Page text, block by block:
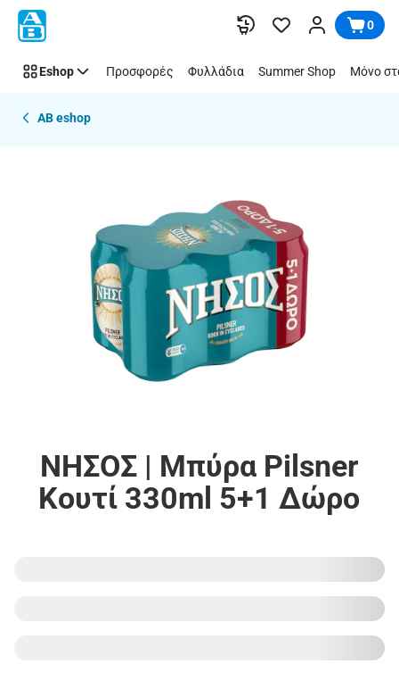
Παράλειψη 0
Eshop Προσφορές Φυλλάδια Summer Shop Μόνο
AB eshop
ΝΗΣΟΣ | Μπύρα Pilsner
Κουτί 330ml 5+1 Δώρο